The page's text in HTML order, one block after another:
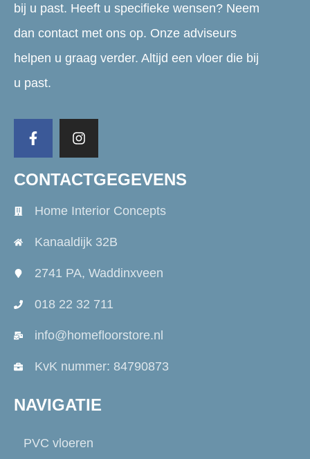
bij u past. Heeft u specifieke wensen? Neem
dan contact met ons op. Onze adviseurs
helpen u graag verder. Altijd een vloer die bij
u past.
CONTACTGEGEVENS
Home Interior Concepts
Kanaaldijk 32B
2741 PA, Waddinxveen
018 22 32 711
info@homefloorstore.nl
KvK nummer: 84790873
NAVIGATIE
PVC vloeren